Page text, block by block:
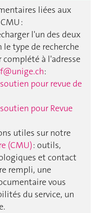
liées aux
:
l'un des deux
type de recherche
à l'adresse
:
pour revue de
pour Revue
utiles sur notre
(CMU): outils,
et contact
rempli, une
vous
du service, un